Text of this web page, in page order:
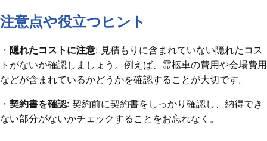
注意点や役立つヒント
・ 隠れたコストに注意: 見積もりに含まれていない隠れたコス
トがないか確認しましょう。例えば、霊柩車の費用や会場費用
などが含まれているかどうかを確認することが大切です。
・ 契約書を確認: 契約前に契約書をしっかり確認し、納得でき
ない部分がないかチェックすることをお忘れなく。